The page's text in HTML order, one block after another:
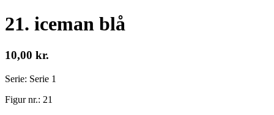
21. iceman blå
10,00 kr.
Serie: Serie 1
Figur nr.: 21